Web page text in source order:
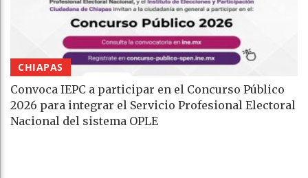
CHIAPAS
Convoca IEPC a participar en el Concurso Público
2026 para integrar el Servicio Profesional Electoral
Nacional del sistema OPLE